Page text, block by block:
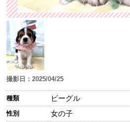
撮影日：2025/04/25
種類 ビーグル
性別 女の子